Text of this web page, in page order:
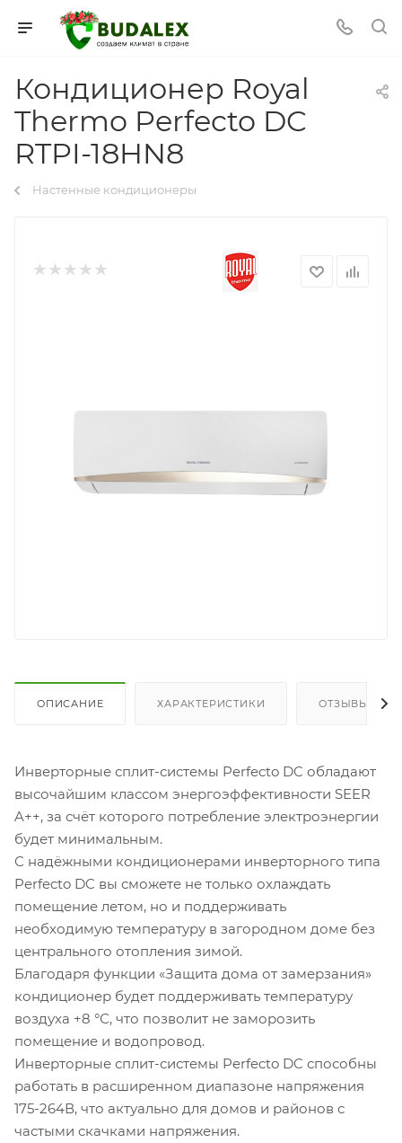
Кондиционер Royal
Thermo Perfecto DC
RTPI-18HN8
Настенные кондиционеры
ОПИСАНИЕ ХАРАКТЕРИСТИКИ ОТЗЫВЫ
Инверторные сплит-системы Perfecto DC обладают
высочайшим классом энергоэффективности SEER
A++, за счёт которого потребление электроэнергии
будет минимальным.
С надёжными кондиционерами инверторного типа
Perfecto DC вы сможете не только охлаждать
помещение летом, но и поддерживать
необходимую температуру в загородном доме без
центрального отопления зимой.
Благодаря функции «Защита дома от замерзания»
кондиционер будет поддерживать температуру
воздуха +8 °С, что позволит не заморозить
помещение и водопровод.
Инверторные сплит-системы Perfecto DC способны
работать в расширенном диапазоне напряжения
175-264В, что актуально для домов и районов с
частыми скачками напряжения.